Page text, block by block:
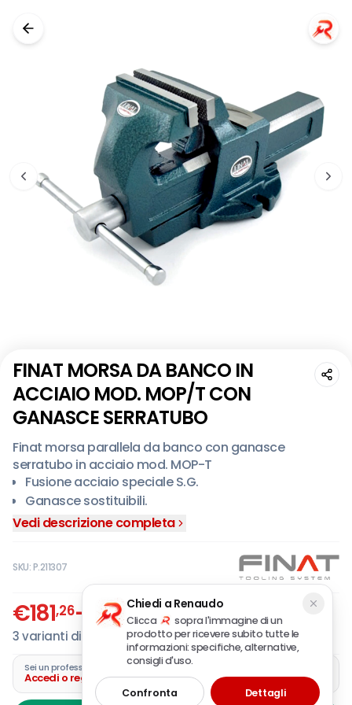
FINAT MORSA DA BANCO IN
ACCIAIO MOD. MOP/T CON
GANASCE SERRATUBO
Finat morsa parallela da banco con ganasce
serratubo in acciaio mod. MOP-T
Fusione acciaio speciale S.G.
Ganasce sostituibili.
Supporto base maggiorato.
Fermo vite fondo corsa.
Ampio incudine.
Vite passo 6 filetti per pollice.
Ganasce fresate serraggio tondini.
Vedi descrizione completa
SKU:P.211307
€181,26- €294,90 IVA incl.
3varianti disponibili
Sei un professionista?
Accedi o registra la tua azienda
Chiedi a Renaudo
Clicca
sopra l'immagine di un
prodotto per ricevere subito tutte le
informazioni: specifiche, alternative,
consigli d'uso.
Confronta Dettagli